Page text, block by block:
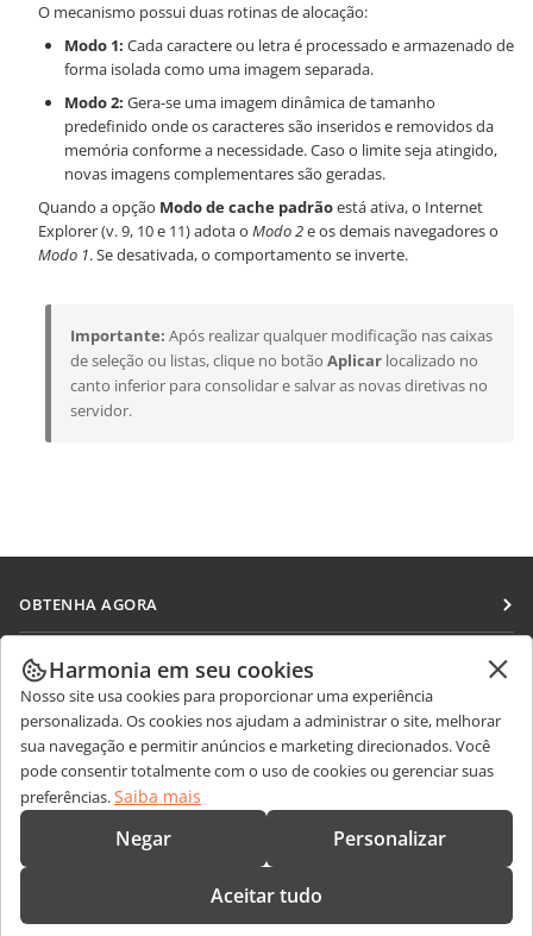
O mecanismo possui duas rotinas de alocação:
Modo 1: Cada caractere ou letra é processado e armazenado de
forma isolada como uma imagem separada.
Modo 2: Gera-se uma imagem dinâmica de tamanho
predefinido onde os caracteres são inseridos e removidos da
memória conforme a necessidade. Caso o limite seja atingido,
novas imagens complementares são geradas.
Quando a opção Modo de cache padrãoestá ativa, o Internet
Explorer (v. 9, 10 e 11) adota o Modo 2e os demais navegadores o
Modo 1. Se desativada, o comportamento se inverte.
Importante: Após realizar qualquer modificação nas caixas
de seleção ou listas, clique no botão Aplicar localizado no
canto inferior para consolidar e salvar as novas diretivas no
servidor.
OBTENHA AGORA
Docs
DocSpace
Workspace
Conectores
Aplicativos para desktop
Aplicativos móveis
COLABORAR
Para colaboradores
Para tradutores
Para influenciadores
Vagas
RECEBA NOTÍCIAS
Blog
OBTER AJUDA
Fórum
Cursos de treinamento
CONTATE-NOS
Perguntas sobre vendas
sales@onlyoffice.com
Harmonia em seu cookies
Nosso site usa cookies para proporcionar uma experiência
personalizada. Os cookies nos ajudam a administrar o site, melhorar
sua navegação e permitir anúncios e marketing direcionados. Você
pode consentir totalmente com o uso de cookies ou gerenciar suas
preferências.Saiba mais
Negar Personalizar
Aceitar tudo